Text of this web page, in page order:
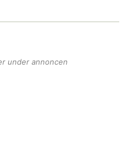
under annoncen